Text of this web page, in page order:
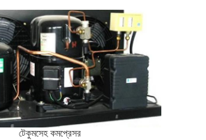
সরঞ্জাম
টেকুমসেহ কমপ্রেসর